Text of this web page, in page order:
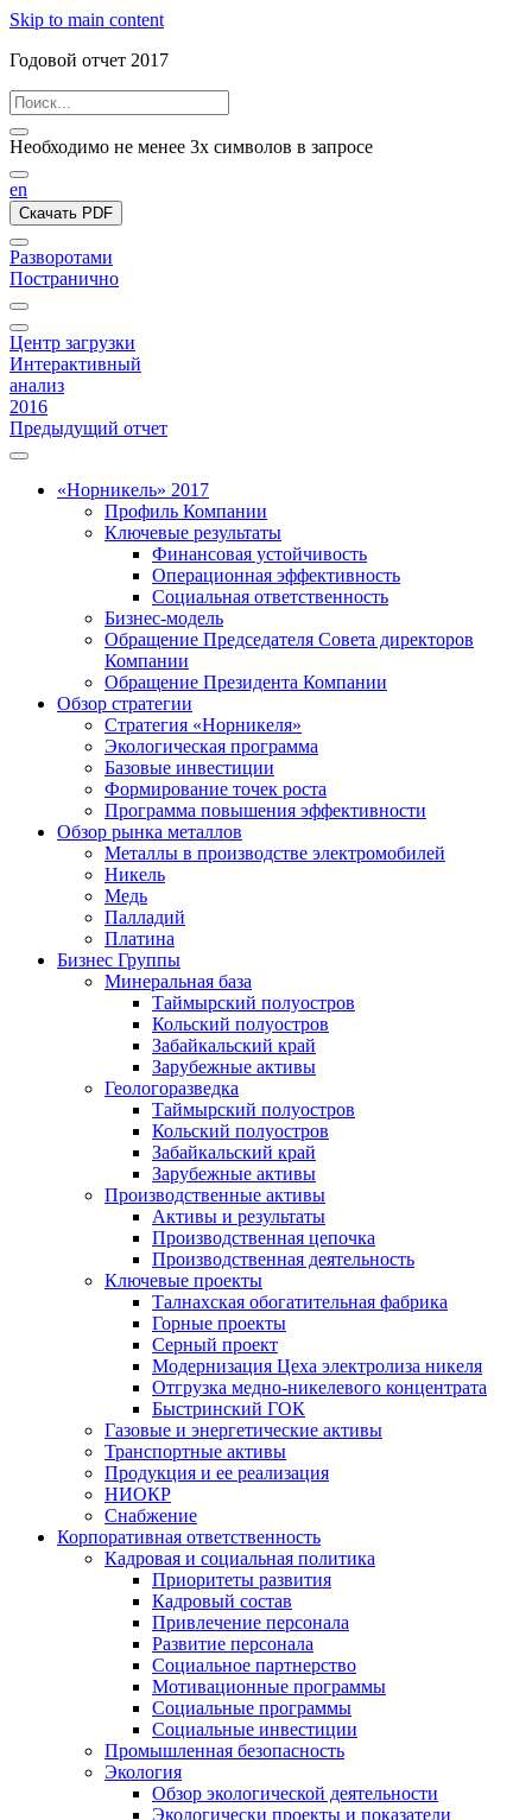
Skip to main content
Годовой отчет 2017
Необходимо не менее 3х символов в запросе
en
Скачать PDF
Разворотами
Постранично
Центр загрузки
Интерактивный
анализ
2016
Предыдущий отчет
«Норникель» 2017
Профиль Компании
Ключевые результаты
Финансовая устойчивость
Операционная эффективность
Социальная ответственность
Бизнес-модель
Обращение Председателя Совета директоров
Компании
Обращение Президента Компании
Обзор стратегии
Стратегия «Норникеля»
Экологическая программа
Базовые инвестиции
Формирование точек роста
Программа повышения эффективности
Обзор рынка металлов
Металлы в производстве электромобилей
Никель
Медь
Палладий
Платина
Бизнес Группы
Минеральная база
Таймырский полуостров
Кольский полуостров
Забайкальский край
Зарубежные активы
Геологоразведка
Таймырский полуостров
Кольский полуостров
Забайкальский край
Зарубежные активы
Производственные активы
Активы и результаты
Производственная цепочка
Производственная деятельность
Ключевые проекты
Талнахская обогатительная фабрика
Горные проекты
Серный проект
Модернизация Цеха электролиза никеля
Отгрузка медно-никелевого концентрата
Быстринский ГОК
Газовые и энергетические активы
Транспортные активы
Продукция и ее реализация
НИОКР
Снабжение
Корпоративная ответственность
Кадровая и социальная политика
Приоритеты развития
Кадровый состав
Привлечение персонала
Развитие персонала
Социальное партнерство
Мотивационные программы
Социальные программы
Социальные инвестиции
Промышленная безопасность
Экология
Обзор экологической деятельности
Экологически проекты и показатели